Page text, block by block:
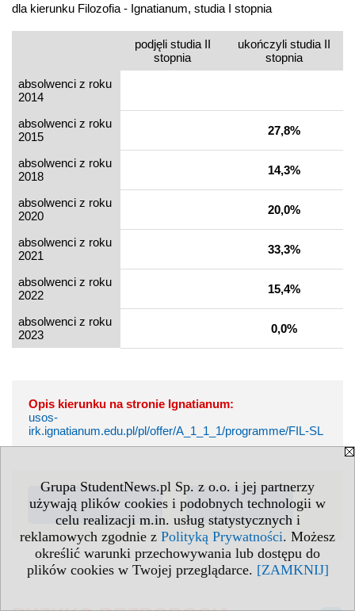
Grupa StudentNews.pl Sp. z o.o. i jej partnerzy
używają plików cookies i podobnych technologii w
celu realizacji m.in. usług statystycznych i
reklamowych zgodnie z Polityką Prywatności. Możesz
określić warunki przechowywania lub dostępu do
plików cookies w Twojej przeglądarce. [ZAMKNIJ]
dla kierunku Filozofia - Ignatianum, studia I stopnia
podjęli studia II
stopnia
ukończyli studia II
stopnia
absolwenci z roku
2014
absolwenci z roku
2015
27,8%
absolwenci z roku
2018
14,3%
absolwenci z roku
2020
20,0%
absolwenci z roku
2021
33,3%
absolwenci z roku
2022
15,4%
absolwenci z roku
2023
0,0%
Opis kierunku na stronie Ignatianum:
usos-
irk.ignatianum.edu.pl/pl/offer/A_1_1_1/programme/FIL-SL
info dla kandydata zadaj pytanie